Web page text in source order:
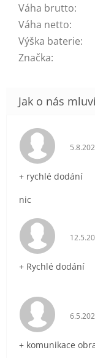
Váha brutto:
Váha netto:
Výška baterie:
Značka:
+ rychlé dodání
nic
+ Rychlé dodání
+ komunikace